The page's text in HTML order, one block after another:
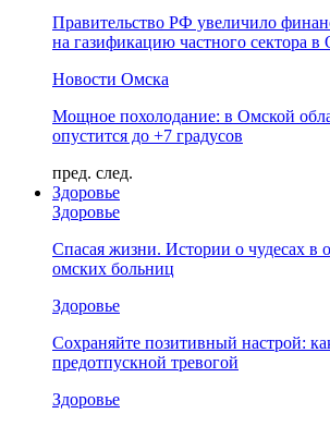
Правительство РФ увеличило
на газификацию частного сектора в
Новости Омска
Мощное похолодание: в Омской
опустится до +7 градусов
пред. след.
Здоровье
Здоровье
Спасая жизни. Истории о чудесах в
омских больниц
Здоровье
Сохраняйте позитивный настрой:
предотпускной тревогой
Здоровье